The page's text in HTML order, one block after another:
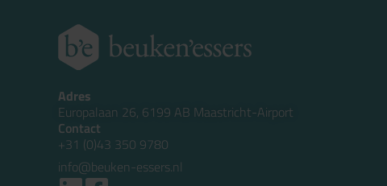
Adres
Europalaan 26, 6199 AB Maastricht-Airport
Contact
+31 (0)43 350 9780
info@beuken-essers.nl